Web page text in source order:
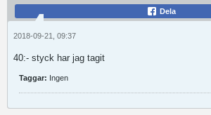
Dela
2018-09-21, 09:37
40:- styck har jag tagit
Taggar: Ingen